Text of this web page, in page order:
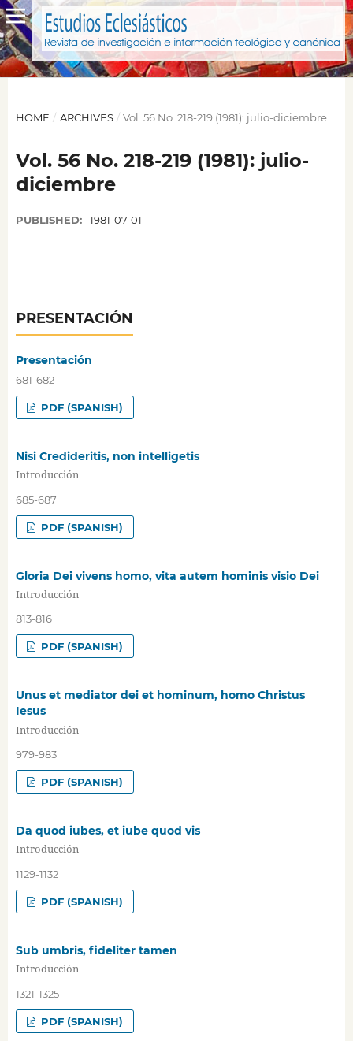
HOME / ARCHIVES / Vol. 56 No. 218-219 (1981): julio-diciembre
Vol. 56 No. 218-219 (1981): julio-
diciembre
PUBLISHED: 1981-07-01
PRESENTACIÓN
Presentación
681-682
PDF (SPANISH)
Nisi Credideritis, non intelligetis
Introducción
685-687
PDF (SPANISH)
Gloria Dei vivens homo, vita autem hominis visio Dei
Introducción
813-816
PDF (SPANISH)
Unus et mediator dei et hominum, homo Christus
Iesus
Introducción
979-983
PDF (SPANISH)
Da quod iubes, et iube quod vis
Introducción
1129-1132
PDF (SPANISH)
Sub umbris, fideliter tamen
Introducción
1321-1325
PDF (SPANISH)